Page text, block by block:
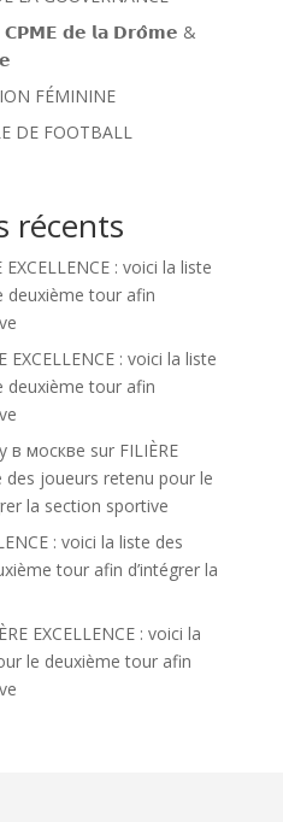
𝗖𝗣𝗠𝗘 𝗱𝗲 𝗹𝗮 𝗗𝗿𝗼̂𝗺𝗲 &
FÉMININE
DE FOOTBALL
récents
EXCELLENCE : voici la liste
deuxième tour afin
EXCELLENCE : voici la liste
deuxième tour afin
в москве sur FILIÈRE
des joueurs retenu pour le
la section sportive
: voici la liste des
tour afin d’intégrer la
EXCELLENCE : voici la
le deuxième tour afin